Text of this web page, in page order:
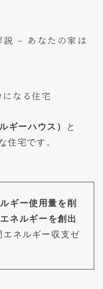
説 – あなたの家は
なる住宅
ギーハウス）
と
住宅です。
ギー使用量を削
ネルギーを創出
ギー収支ゼ